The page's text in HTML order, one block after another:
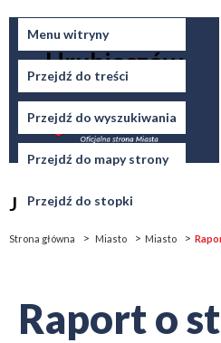
Menu witryny
Przejdź do treści
Przejdź do wyszukiwania
Przejdź do mapy strony
Przejdź do stopki
Miasto
Hrubieszów
Jesteś tutaj
Strona główna Miasto Miasto
Raport o